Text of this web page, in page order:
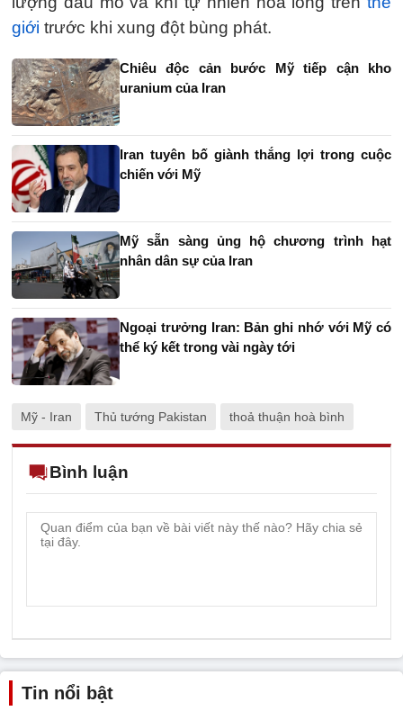
giới trước khi xung đột bùng phát.
Chiêu độc cản bước Mỹ tiếp cận kho
uranium của Iran
Iran tuyên bố giành thắng lợi trong cuộc
chiến với Mỹ
Mỹ sẵn sàng ủng hộ chương trình hạt
nhân dân sự của Iran
Ngoại trưởng Iran: Bản ghi nhớ với Mỹ có
thể ký kết trong vài ngày tới
Mỹ - Iran Thủ tướng Pakistan thoả thuận hoà bình
Bình luận
Tin nổi bật